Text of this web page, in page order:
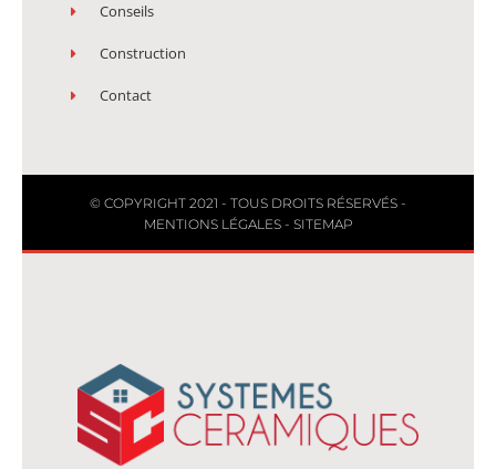
Conseils
Construction
Contact
© COPYRIGHT 2021 - TOUS DROITS RÉSERVÉS -
MENTIONS LÉGALES- SITEMAP